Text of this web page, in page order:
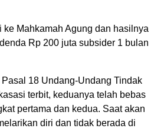
Mahkamah Agung dan hasilnya
Rp 200 juta subsider 1 bulan
18 Undang-Undang Tindak
terbit, keduanya telah bebas
pertama dan kedua. Saat akan
diri dan tidak berada di